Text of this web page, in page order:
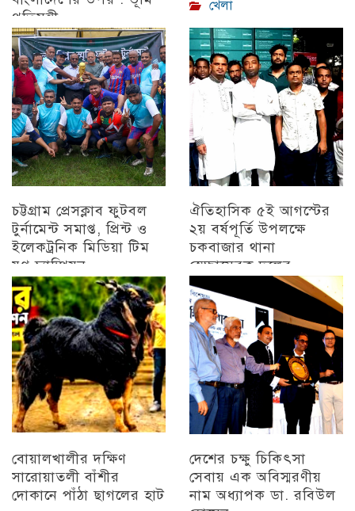
প্রতিমন্ত্রী
চট্টগ্রাম
খেলা
চট্টগ্রাম প্রেসক্লাব ফুটবল
টুর্নামেন্ট সমাপ্ত, প্রিন্ট ও
ইলেকট্রনিক মিডিয়া টিম
যুগ্ন চ্যাম্পিয়ন
চট্টগ্রাম
ঐতিহাসিক ৫ই আগস্টের
২য় বর্ষপূর্তি উপলক্ষে
চকবাজার থানা
স্বেচ্ছাসেবক দলের
প্রামাণ্যচিত্র প্রদর্শন ও
বিজয় মিছিল
চট্টগ্রাম
বোয়ালখালীর দক্ষিণ
সারোয়াতলী বাঁশীর
দোকানে পাঁঠা ছাগলের হাট
দেশের চক্ষু চিকিৎসা
সেবায় এক অবিস্মরণীয়
নাম অধ্যাপক ডা. রবিউল